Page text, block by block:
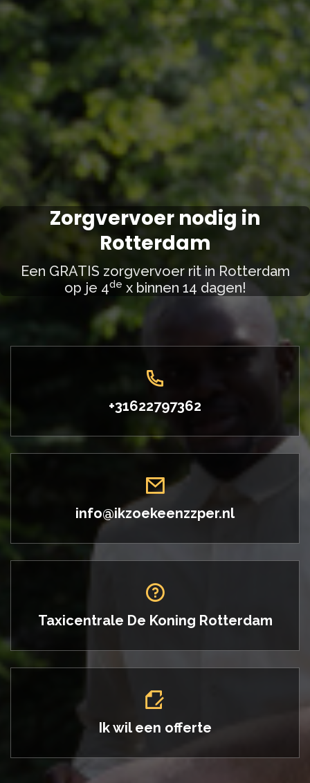
Zorgvervoer nodig in
Rotterdam
Een GRATIS zorgvervoer rit in Rotterdam
op je 4de x binnen 14 dagen!
+31622797362
info@ikzoekeenzzper.nl
Taxicentrale De Koning Rotterdam
Ik wil een offerte